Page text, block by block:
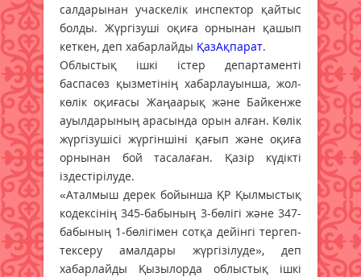
салдарынан учаскелік инспектор қайтыс
болды. Жүргізуші оқиға орнынан қашып
кеткен, деп хабарлайды ҚазАқпарат.
Облыстық ішкі істер департаменті
баспасөз қызметінің хабарлауынша, жол-
көлік оқиғасы Жаңаарық және Байкенже
ауылдарының арасында орын алған. Көлік
жүргізушісі жүргіншіні қағып және оқиға
орнынан бой тасалаған. Қазір күдікті
іздестірілуде.
«Аталмыш дерек бойынша ҚР Қылмыстық
кодексінің 345-бабының 3-бөлігі және 347-
бабының 1-бөлігімен сотқа дейінгі тергеп-
тексеру амалдары жүргізілуде», деп
хабарлайды Қызылорда облыстық ішкі